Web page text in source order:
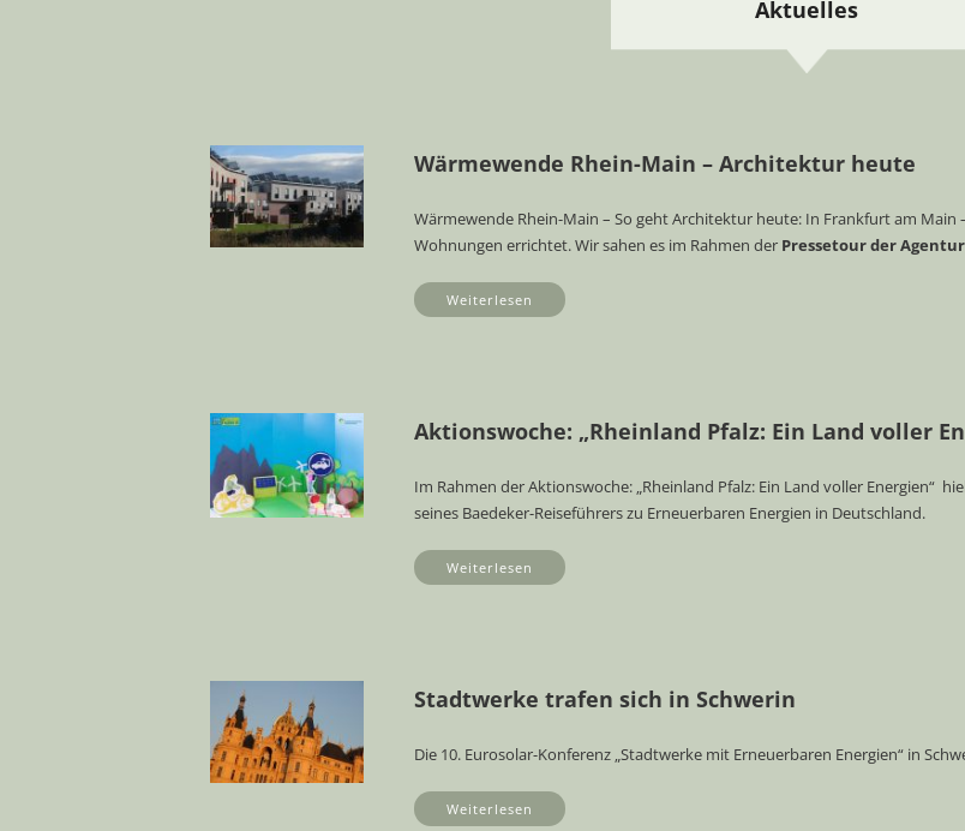
Aktuelles
Wärmewende Rhein-Main – Architektur heute
Wärmewende Rhein-Main – So geht Architektur heute: In Frankfurt am Main
Wohnungen errichtet. Wir sahen es im Rahmen der Pressetour der
Weiterlesen
Aktionswoche: „Rheinland Pfalz: Ein Land voller
Im Rahmen der Aktionswoche: „Rheinland Pfalz: Ein Land voller Energien“
seines Baedeker-Reiseführers zu Erneuerbaren Energien in Deutschland.
Weiterlesen
Stadtwerke trafen sich in Schwerin
Die 10. Eurosolar-Konferenz „Stadtwerke mit Erneuerbaren Energien“ in
Weiterlesen